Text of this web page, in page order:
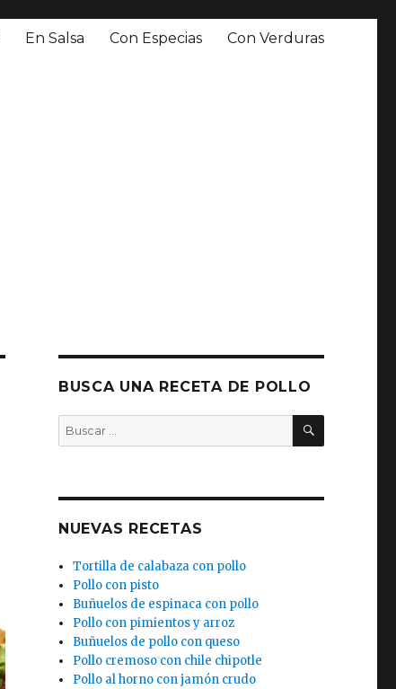
En Salsa Con Especias Con Verduras
BUSCA UNA RECETA DE POLLO
Buscar
por:
BUSCAR
NUEVAS RECETAS
Tortilla de calabaza con pollo
Pollo con pisto
Buñuelos de espinaca con pollo
Pollo con pimientos y arroz
Buñuelos de pollo con queso
Pollo cremoso con chile chipotle
Pollo al horno con jamón crudo